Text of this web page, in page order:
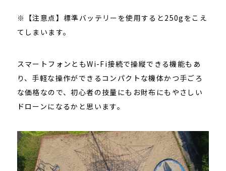
※【注意点】標準バッテリーを使用すると250gをこえ
てしまいます。
スマートフォンともWi-Fi接続で操縦できる機能もあ
り、手軽な操作ができるコンパクトな機体かつ手ごろ
な価格なので、初心者の技量にもお財布にもやさしい
ドローンになるかと思います。